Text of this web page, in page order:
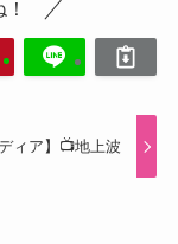
ィア】📺地上波